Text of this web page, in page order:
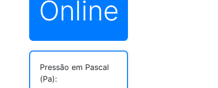
Online
Pressão em Pascal
(Pa):